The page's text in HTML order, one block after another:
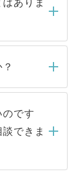
開求人は
開してい
る医療機
到する場
た人材の
スが増え
ありま
ありませ
いただい
内定先へ
ーが行い
ませんの
らの登録
情報は、
職活動の
預かりし
人の許可
です
できま